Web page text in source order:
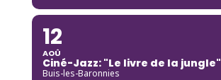
12
AOÛ
Ciné-Jazz: "Le livre de la jungle"
Buis-les-Baronnies